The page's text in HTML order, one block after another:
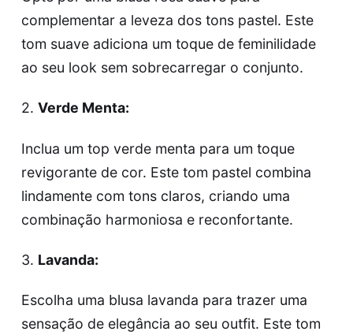
complementar a leveza dos tons pastel. Este
tom suave adiciona um toque de feminilidade
ao seu look sem sobrecarregar o conjunto.
2. Verde Menta:
Inclua um top verde menta para um toque
revigorante de cor. Este tom pastel combina
lindamente com tons claros, criando uma
combinação harmoniosa e reconfortante.
3. Lavanda:
Escolha uma blusa lavanda para trazer uma
sensação de elegância ao seu outfit. Este tom